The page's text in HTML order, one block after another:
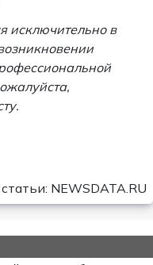
исключительно в
NEWSDATA.RU